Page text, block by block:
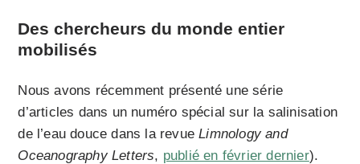
Des chercheurs du monde entier
mobilisés
Nous avons récemment présenté une série
d’articles dans un numéro spécial sur la salinisation
de l’eau douce dans la revueLimnology and
Oceanography Letters, publié en février dernier).